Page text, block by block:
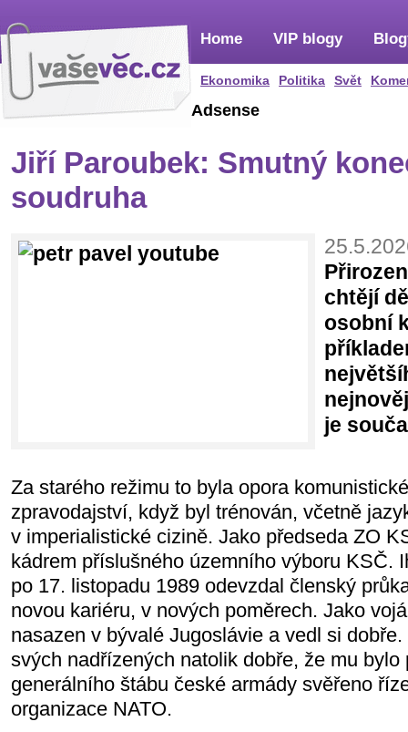
Home
Ekonomika Politika Svět
VIP blogy
Adsense
Jiří Paroubek: Smutný
soudruha
chtějí
osobní
je
Za starého režimu to byla opora
zpravodajství, když byl trénován, včetně
v imperialistické cizině. Jako předseda ZO
kádrem příslušného územního výboru KSČ.
po 17. listopadu 1989 odevzdal členský
novou kariéru, v nových poměrech. Jako
nasazen v bývalé Jugoslávie a vedl si
svých nadřízených natolik dobře, že mu
generálního štábu české armády svěřeno
organizace NATO.